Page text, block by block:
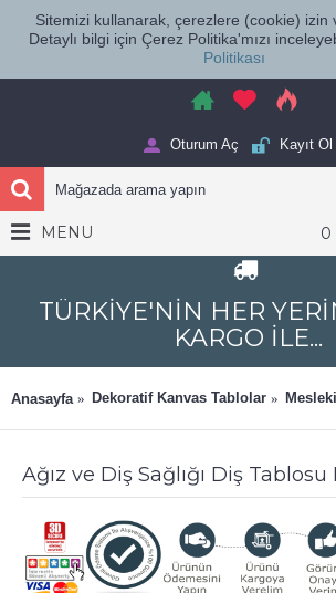
Sitemizi kullanarak, çerezlere (cookie) izin
Detaylı bilgi için Çerez Politika'mızı
Politikası
Oturum Aç Kayıt Ol
0
MENU
TÜRKİYE'NİN HER
KARGO İLE...
Anasayfa Dekoratif Kanvas Tablolar